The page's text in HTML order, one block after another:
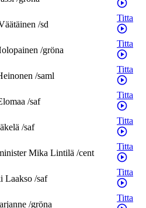
/sd
Titta
/gröna
Titta
/saml
Titta
/saf
Titta
/saf
Titta
Mika Lintilä /cent
Titta
Laakso /saf
Titta
/gröna
Titta